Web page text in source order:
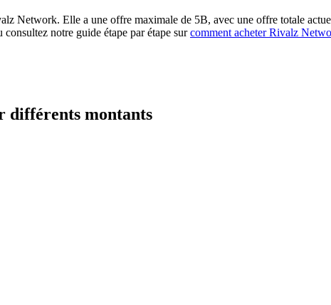
Network. Elle a une offre maximale de 5B, avec une offre totale
consultez notre guide étape par étape surcomment acheter Rivalz
différents montants